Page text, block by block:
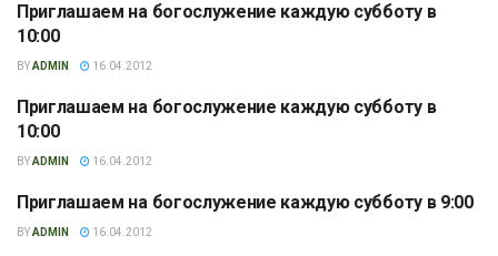
КАМЕНСКОЕ (4-Я ЦЕРКОВЬ)
Приглашаем на богослужение каждую субботу в
10:00
BYADMIN 16.04.2012
КАМЕНСКОЕ (3-Я ЦЕРКОВЬ)
Приглашаем на богослужение каждую субботу в
10:00
BYADMIN 16.04.2012
КАМЕНСКОЕ (2-Я ЦЕРКОВЬ)
Приглашаем на богослужение каждую субботу в 9:00
BYADMIN 16.04.2012